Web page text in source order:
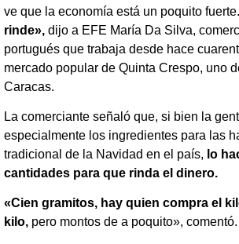
ve que la economía está un poquito fuerte.
rinde», dijo a EFE María Da Silva,
portugués que trabaja desde hace
mercado popular de Quinta Crespo, uno
Caracas.
La comerciante señaló que, si bien la
especialmente los ingredientes para las
tradicional de la Navidad en el país, lo
cantidades para que rinda el dinero.
«Cien gramitos, hay quien compra el
kilo, pero montos de a poquito», comentó.